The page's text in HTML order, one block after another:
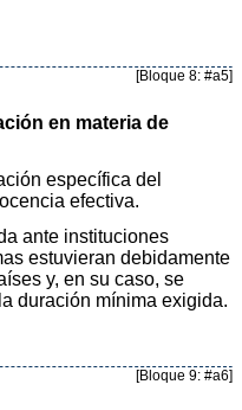
[Bloque 8: #a5]
en materia de
específica del
efectiva.
ante instituciones
estuvieran debidamente
y, en su caso, se
duración mínima exigida.
[Bloque 9: #a6]